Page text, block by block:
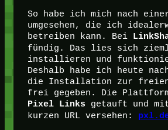
So habe ich mich nach
umgesehen, die ich
betreiben kann. Bei
fündig. Das lies sich
installieren und
Deshalb habe ich heute
die Installation zur freien
frei gegeben. Die
Pixel Links getauft und
kurzen URL versehen: